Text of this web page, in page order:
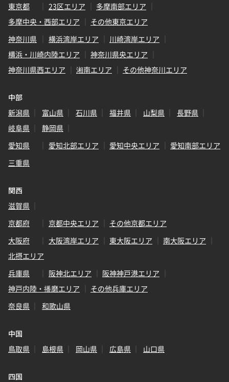
東京都
23区エリア
多摩南部エリア
多摩中央・西部エリア
その他東京エリア
神奈川県
横浜湾岸エリア
川崎湾岸エリア
横浜・川崎内陸エリア
神奈川県央エリア
神奈川県西エリア
湘南エリア その他神奈川エリア
中部
新潟県
富山県 石川県 福井県 山梨県
長野県
岐阜県
静岡県
愛知県
愛知北部エリア 愛知中央エリア
愛知南部エリア
三重県
関西
滋賀県
京都府
京都中央エリア
その他京都エリア
大阪府
大阪湾岸エリア 東大阪エリア
南大阪エリア
北摂エリア
兵庫県
阪神北エリア
阪神神戸港エリア
神戸内陸・播磨エリア
その他兵庫エリア
奈良県
和歌山県
中国
鳥取県
島根県 岡山県 広島県 山口県
四国